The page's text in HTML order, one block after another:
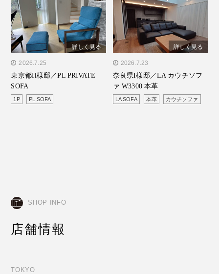
" alt="東京都H様邸／PL
PRIVATE SOFA"/>
詳しく見る
2026.7.25
東京都H様邸／PL PRIVATE
SOFA
1P PL SOFA
" alt="奈良県I様邸／LA カ
ウチソファ W3300 本革"/>
詳しく見る
2026.7.23
奈良県I様邸／LA カウチソフ
ァ W3300 本革
LA SOFA 本革 カウチソファ
SHOP INFO
店舗情報
TOKYO